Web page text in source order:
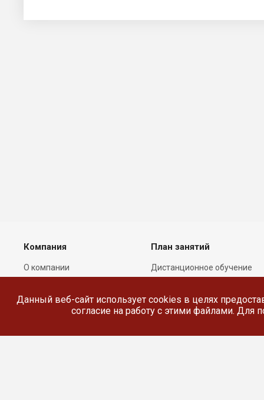
Данный веб-сайт использует cookies в целях
согласие на работу с этими файлами. Для
Компания
О компании
Сотрудники
План занятий
Дистанционное обучение
документов